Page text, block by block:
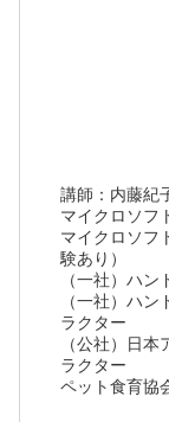
講師：内藤紀
マイクロソフ
マイクロソフ
験あり）
（一社）ハ
（一社）ハ
ラクター
（公社）日
ラクター
ペット食育協